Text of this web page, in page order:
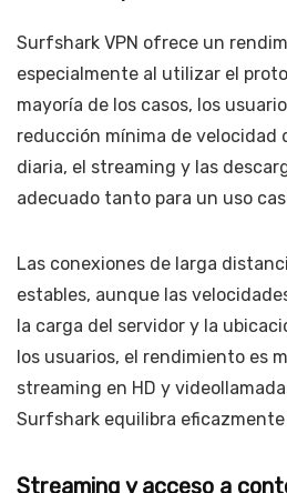
Surfshark VPN ofrece un
especialmente al utilizar el
mayoría de los casos, los
reducción mínima de velocidad
diaria, el streaming y las
adecuado tanto para un uso
Las conexiones de larga
estables, aunque las
la carga del servidor y la
los usuarios, el rendimiento es
streaming en HD y
Surfshark equilibra
Streaming y acceso a